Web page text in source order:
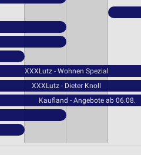
XXXLutz - Wohnen Spezial
XXXLutz - Dieter Knoll
Kaufland - Angebote ab 06.08.